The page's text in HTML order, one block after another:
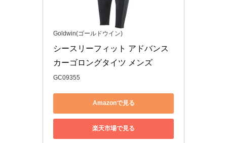
Goldwin(ゴールドウイン)
シースリーフィット アドバンス
カーゴロングタイツ メンズ
GC09355
Amazonで見る
楽天市場で見る